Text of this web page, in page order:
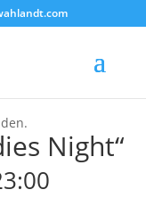
Night“